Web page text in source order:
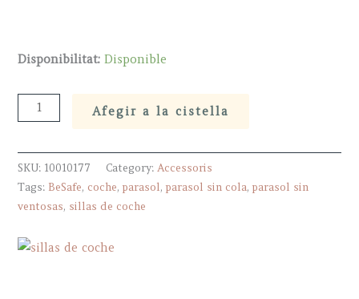
Disponibilitat: Disponible
Parasol
x2
BeSafe
quantity
Afegir a la cistella
SKU: 10010177 Category:Accessoris
Tags: BeSafe, coche,parasol,parasol sin cola,parasol sin
ventosas, sillas de coche